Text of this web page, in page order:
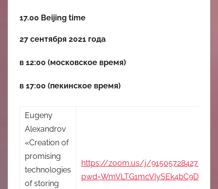
心
17.00 Beijing time
27 сентября 2021 года
в 12:00 (московское время)
в 17:00 (пекинское время)
Eugeny
Alexandrov
«Creation of
promising
technologies
of storing
https://zoom.us/j/91505728427?